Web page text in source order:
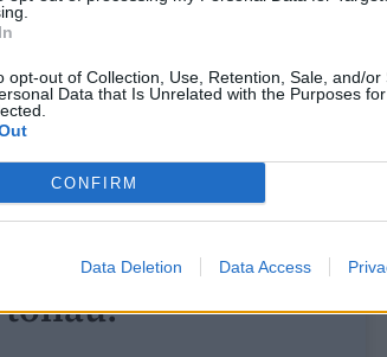
opt-out of Collection, Use, Retention, Sale, and/or
Data that Is Unrelated with the Purposes
CONFIRM
Data Deletion Data Access
iškart sugrįžti į
valstybė turėjo įvairių iššūkių.
skaityti
toliau?